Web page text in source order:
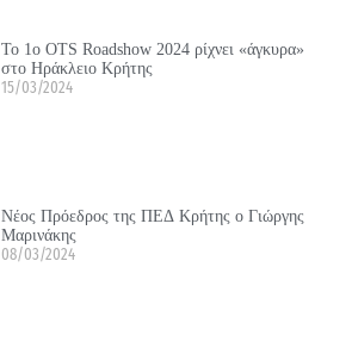
Το 1ο OTS Roadshow 2024 ρίχνει «άγκυρα»
στο Ηράκλειο Κρήτης
15/03/2024
Νέος Πρόεδρος της ΠΕΔ Κρήτης ο Γιώργης
Μαρινάκης
08/03/2024